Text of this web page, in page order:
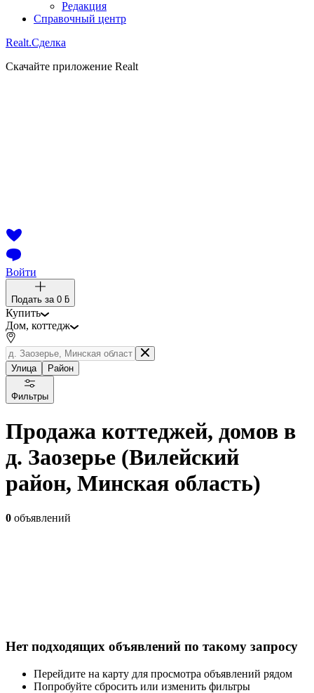
Редакция
Справочный центр
Realt.Сделка
Скачайте приложение Realt
Войти
Подать за 0 ƃ
Купить
Дом, коттедж
Улица Район
Фильтры
Продажа коттеджей, домов в
д. Заозерье (Вилейский
район, Минская область)
0 объявлений
Нет подходящих объявлений по такому запросу
Перейдите на карту для просмотра объявлений рядом
Попробуйте сбросить или изменить фильтры